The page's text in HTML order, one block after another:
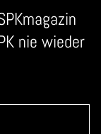
nie wieder